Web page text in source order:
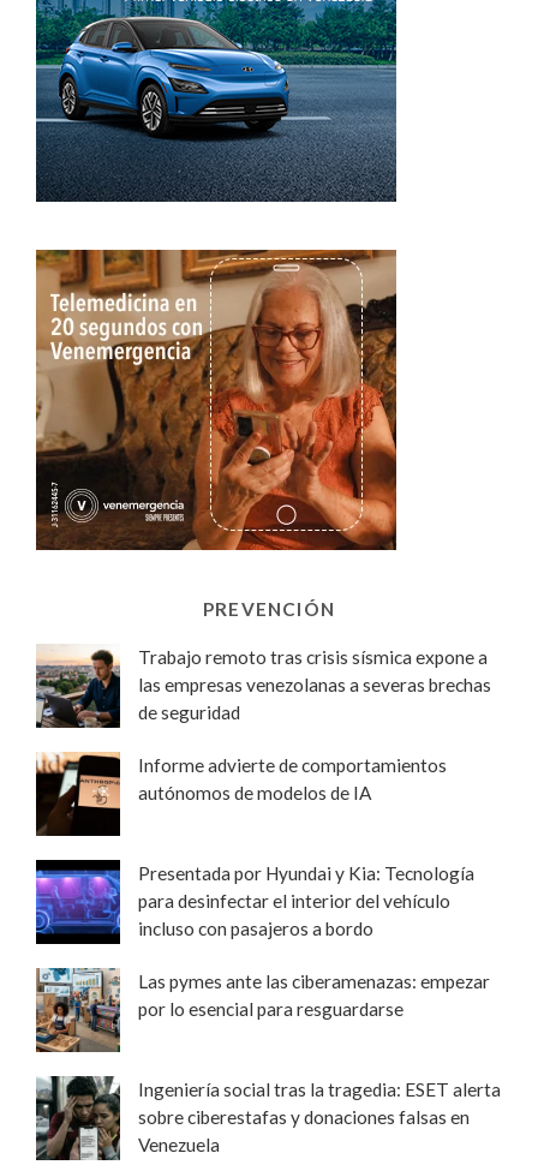
PREVENCIÓN
Trabajo remoto tras crisis sísmica expone a
las empresas venezolanas a severas brechas
de seguridad
Informe advierte de comportamientos
autónomos de modelos de IA
Presentada por Hyundai y Kia: Tecnología
para desinfectar el interior del vehículo
incluso con pasajeros a bordo
Las pymes ante las ciberamenazas: empezar
por lo esencial para resguardarse
Ingeniería social tras la tragedia: ESET alerta
sobre ciberestafas y donaciones falsas en
Venezuela